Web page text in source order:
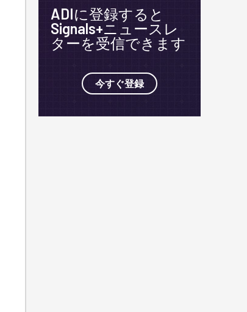
ADIに登録すると
Signals+ニュースレ
ターを受信できます
今すぐ登録